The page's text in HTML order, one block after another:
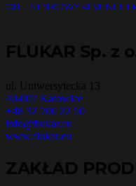
OLEJ SILNIKOWY REVLINE
FLUKAR Sp. z
ul. Uniwersytecka 13
40-007 Katowice
+48 32 700 22 50
info@flukar.eu
www.flukar.eu
ZAKŁAD